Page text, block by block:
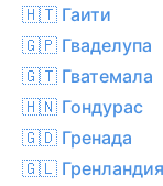
🇭🇹 Гаити
🇬🇵 Гваделупа
🇬🇹 Гватемала
🇭🇳 Гондурас
🇬🇩 Гренада
🇬🇱 Гренландия